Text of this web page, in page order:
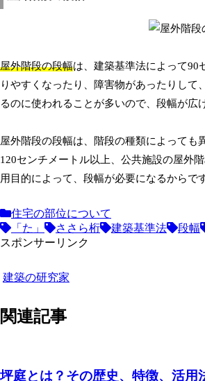
屋外階段の段幅は、建築基準法によって90
りやすくなったり、障害物があったりし
るのに使われることが多いので、段幅が広
屋外階段の段幅は、階段の種類によっても
120センチメートル以上、公共施設の屋外
用目的によって、段幅が必要になるからです
住宅の部位について
「た」
ささら桁 建築基準法 段幅
スポンサーリンク
建築の研究家
関連記事
坪庭とは？その歴史、特徴、活用